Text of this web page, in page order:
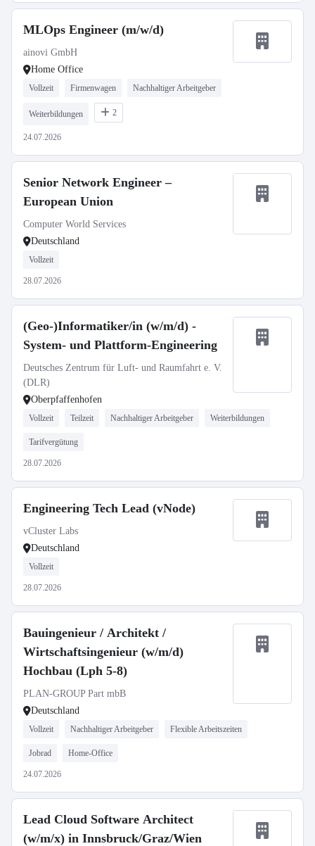
MLOps Engineer (m/w/d)
ainovi GmbH
Home Office
Vollzeit Firmenwagen Nachhaltiger Arbeitgeber
Weiterbildungen 2
24.07.2026
Senior Network Engineer –
European Union
Computer World Services
Deutschland
Vollzeit
28.07.2026
(Geo-)Informatiker/in (w/m/d) -
System- und Plattform-Engineering
Deutsches Zentrum für Luft- und Raumfahrt e. V.
(DLR)
Oberpfaffenhofen
Vollzeit Teilzeit Nachhaltiger Arbeitgeber Weiterbildungen
Tarifvergütung
28.07.2026
Engineering Tech Lead (vNode)
vCluster Labs
Deutschland
Vollzeit
28.07.2026
Bauingenieur / Architekt /
Wirtschaftsingenieur (w/m/d)
Hochbau (Lph 5-8)
PLAN-GROUP Part mbB
Deutschland
Vollzeit Nachhaltiger Arbeitgeber Flexible Arbeitszeiten
Jobrad Home-Office
24.07.2026
Lead Cloud Software Architect
(w/m/x) in Innsbruck/Graz/Wien